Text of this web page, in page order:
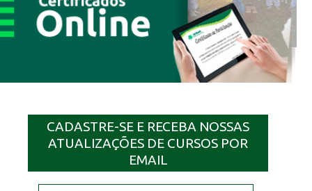
CADASTRE-SE E RECEBA NOSSAS
ATUALIZAÇÕES DE CURSOS POR
EMAIL